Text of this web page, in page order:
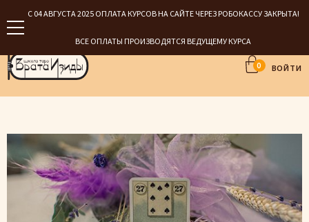
С 04 АВГУСТА 2025 ОПЛАТА КУРСОВ НА САЙТЕ ЧЕРЕЗ РОБОКАССУ ЗАКРЫТА!
ВСЕ ОПЛАТЫ ПРОИЗВОДЯТСЯ ВЕДУЩЕМУ КУРСА
0 ВОЙТИ